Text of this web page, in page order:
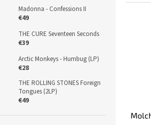
Madonna - Confessions II
€49
THE CURE Seventeen Seconds
€39
Arctic Monkeys - Humbug (LP)
€28
THE ROLLING STONES Foreign
Tongues (2LP)
€49